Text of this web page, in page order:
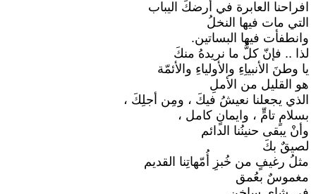
افراحنا العابرة في أرضكَ اليباب
التي مات فيها النخلُ
وانطفأت فيها البساتين.
لذا .. فإنّ كلُّ ما نريدهُ منكَ
يا وطنَ الأنبياِءِ والأولياءِ والأئمّة
هو القليل من الأملِ
الذي يجعلنا نعيشُ فيكَ ، ومِن أجلِكَ ،
بسلامٍ تامٍّ ، وايمانٍ كامل ،
وأنْ يبقى حنينُنا الدائم
لصيقٌ بكَ
مثلُ رغيفٍ من خُبزِ أُمّهاتِنا القديم
مغموسٌ بعُمق